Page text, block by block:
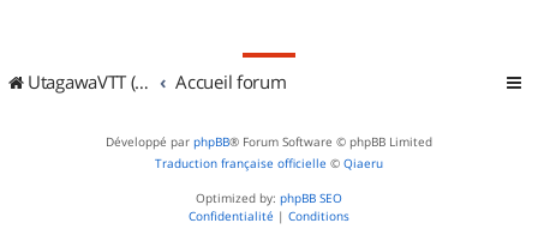
UtagawaVTT (Randos VTT et VTTAE avec traces GPS) Accueil forum
Développé par phpBB® Forum Software © phpBB Limited
Traduction française officielle © Qiaeru
Optimized by: phpBB SEO
Confidentialité | Conditions